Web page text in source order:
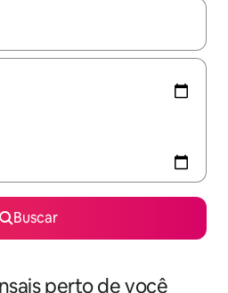
disponíveis, explore-os
Buscar
perto de você